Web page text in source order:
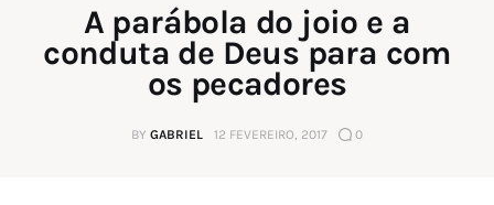
Espiritualidade
Catolicismo
Sobre
A parábola do joio e a
conduta de Deus para com
os pecadores
BY GABRIEL 12 FEVEREIRO, 2017 0